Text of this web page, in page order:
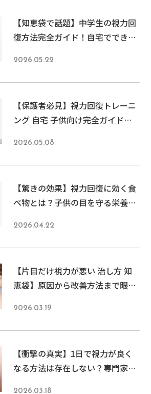
【知恵袋で話題】中学生の視力回
復方法完全ガイド！自宅でできる
で徹底解説
2026.05.22
【保護者必見】視力回復トレーニ
ング 自宅 子供向け完全ガイド！
な習慣
2026.05.08
【驚きの効果】視力回復に効く食
べ物とは？子供の目を守る栄養素
2026.04.22
【片目だけ視力が悪い 治し方 知
恵袋】原因から改善方法まで眼科
ト・オルソケラトロジーの選び方
2026.03.19
【衝撃の真実】1日で視力が良く
なる方法は存在しない？専門家が
2026.03.18